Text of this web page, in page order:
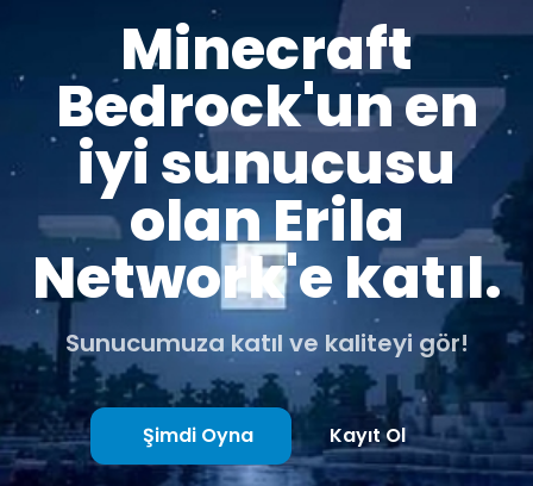
Minecraft
Bedrock'un en
iyi sunucusu
olan Erila
Network'e katıl.
Sunucumuza katıl ve kaliteyi gör!
Şimdi Oyna Kayıt Ol